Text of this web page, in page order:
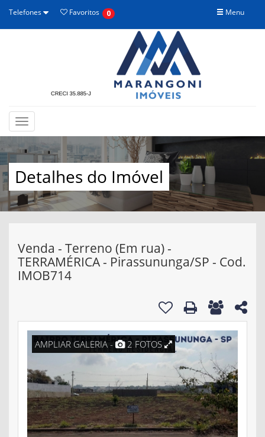
Telefones Favoritos 0 Menu
Toggle
navigation
Detalhes do Imóvel
Venda - Terreno (Em rua) -
TERRAMÉRICA - Pirassununga/SP - Cod.
IMOB714
AMPLIAR GALERIA - 2 FOTOS